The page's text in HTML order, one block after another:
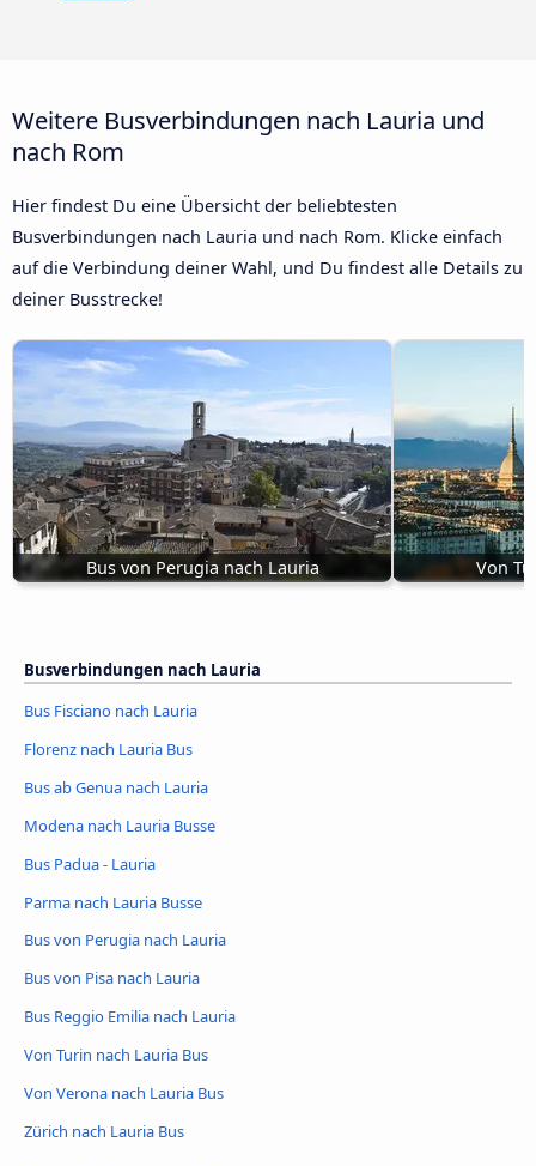
Weitere Busverbindungen nach Lauria und
nach Rom
Hier findest Du eine Übersicht der beliebtesten
Busverbindungen nach Lauria und nach Rom. Klicke einfach
auf die Verbindung deiner Wahl, und Du findest alle Details zu
deiner Busstrecke!
Bus von Perugia nach Lauria Von
Busverbindungen nach Lauria
Bus Fisciano nach Lauria
Florenz nach Lauria Bus
Bus ab Genua nach Lauria
Modena nach Lauria Busse
Bus Padua - Lauria
Parma nach Lauria Busse
Bus von Perugia nach Lauria
Bus von Pisa nach Lauria
Bus Reggio Emilia nach Lauria
Von Turin nach Lauria Bus
Von Verona nach Lauria Bus
Zürich nach Lauria Bus